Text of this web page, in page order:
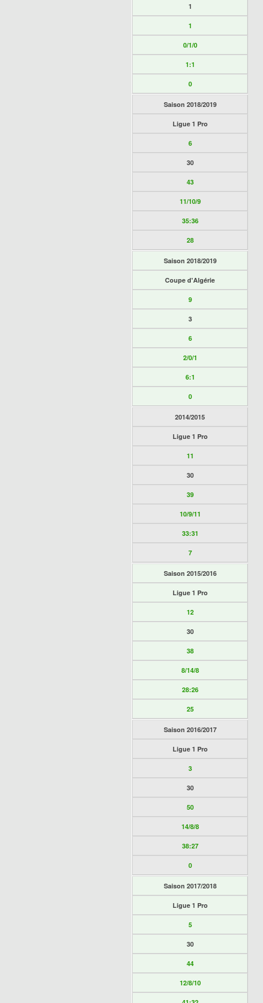
1
1
0/1/0
1:1
0
Saison 2018/2019
Ligue 1 Pro
6
30
43
11/10/9
35:36
28
Saison 2018/2019
Coupe d'Algérie
9
3
6
2/0/1
6:1
0
2014/2015
Ligue 1 Pro
11
30
39
10/9/11
33:31
7
Saison 2015/2016
Ligue 1 Pro
12
30
38
8/14/8
28:26
25
Saison 2016/2017
Ligue 1 Pro
3
30
50
14/8/8
38:27
0
Saison 2017/2018
Ligue 1 Pro
5
30
44
12/8/10